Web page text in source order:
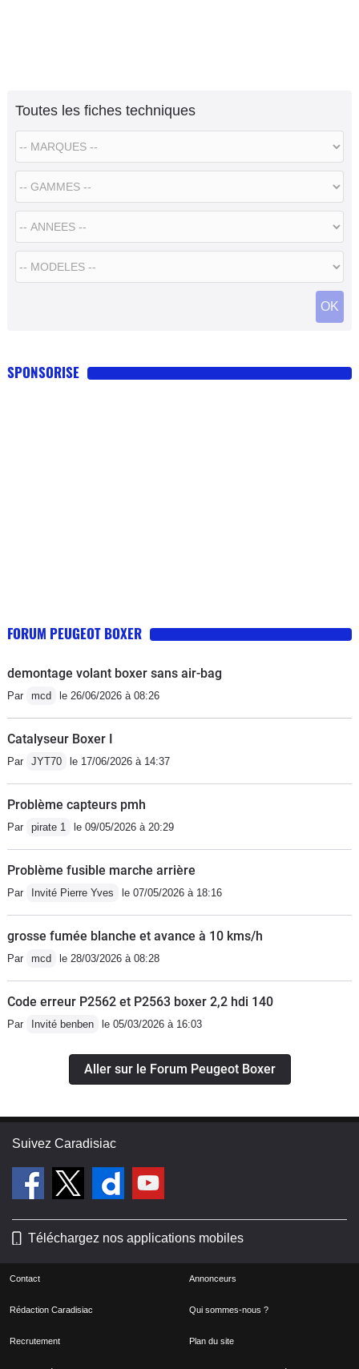
Toutes les fiches techniques
SPONSORISE
FORUM PEUGEOT BOXER
demontage volant boxer sans air-bag
Par mcd le 26/06/2026 à 08:26
Catalyseur Boxer I
Par JYT70 le 17/06/2026 à 14:37
Problème capteurs pmh
Par pirate 1 le 09/05/2026 à 20:29
Problème fusible marche arrière
Par Invité Pierre Yves le 07/05/2026 à 18:16
grosse fumée blanche et avance à 10 kms/h
Par mcd le 28/03/2026 à 08:28
Code erreur P2562 et P2563 boxer 2,2 hdi 140
Par Invité benben le 05/03/2026 à 16:03
Aller sur le Forum Peugeot Boxer
Suivez Caradisiac
Téléchargez nos applications mobiles
Contact Annonceurs
Rédaction Caradisiac Qui sommes-nous ?
Recrutement Plan du site